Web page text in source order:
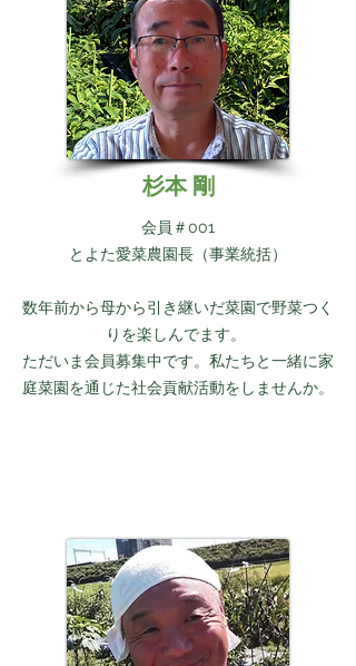
杉本 剛
会員＃001
とよた愛菜農園長（事業統括）
数年前から母から引き継いだ菜園で野菜つく
りを楽しんでます。
ただいま会員募集中です。私たちと一緒に家
庭菜園を通じた社会貢献活動をしませんか。